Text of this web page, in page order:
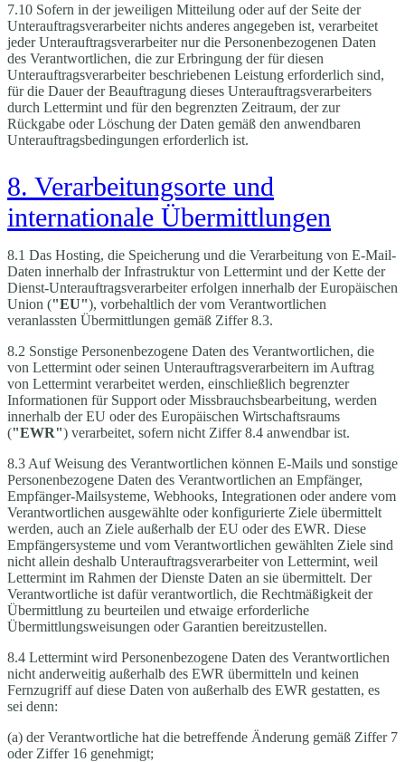
7.10 Sofern in der jeweiligen Mitteilung oder auf der Seite der
Unterauftragsverarbeiter nichts anderes angegeben ist, verarbeitet
jeder Unterauftragsverarbeiter nur die Personenbezogenen Daten
des Verantwortlichen, die zur Erbringung der für diesen
Unterauftragsverarbeiter beschriebenen Leistung erforderlich sind,
für die Dauer der Beauftragung dieses Unterauftragsverarbeiters
durch Lettermint und für den begrenzten Zeitraum, der zur
Rückgabe oder Löschung der Daten gemäß den anwendbaren
Unterauftragsbedingungen erforderlich ist.
8. Verarbeitungsorte und
internationale Übermittlungen
8.1 Das Hosting, die Speicherung und die Verarbeitung von E-Mail-
Daten innerhalb der Infrastruktur von Lettermint und der Kette der
Dienst-Unterauftragsverarbeiter erfolgen innerhalb der Europäischen
Union ("EU"), vorbehaltlich der vom Verantwortlichen
veranlassten Übermittlungen gemäß Ziffer 8.3.
8.2 Sonstige Personenbezogene Daten des Verantwortlichen, die
von Lettermint oder seinen Unterauftragsverarbeitern im Auftrag
von Lettermint verarbeitet werden, einschließlich begrenzter
Informationen für Support oder Missbrauchsbearbeitung, werden
innerhalb der EU oder des Europäischen Wirtschaftsraums
("EWR") verarbeitet, sofern nicht Ziffer 8.4 anwendbar ist.
8.3 Auf Weisung des Verantwortlichen können E-Mails und sonstige
Personenbezogene Daten des Verantwortlichen an Empfänger,
Empfänger-Mailsysteme, Webhooks, Integrationen oder andere vom
Verantwortlichen ausgewählte oder konfigurierte Ziele übermittelt
werden, auch an Ziele außerhalb der EU oder des EWR. Diese
Empfängersysteme und vom Verantwortlichen gewählten Ziele sind
nicht allein deshalb Unterauftragsverarbeiter von Lettermint, weil
Lettermint im Rahmen der Dienste Daten an sie übermittelt. Der
Verantwortliche ist dafür verantwortlich, die Rechtmäßigkeit der
Übermittlung zu beurteilen und etwaige erforderliche
Übermittlungsweisungen oder Garantien bereitzustellen.
8.4 Lettermint wird Personenbezogene Daten des Verantwortlichen
nicht anderweitig außerhalb des EWR übermitteln und keinen
Fernzugriff auf diese Daten von außerhalb des EWR gestatten, es
sei denn:
(a) der Verantwortliche hat die betreffende Änderung gemäß Ziffer 7
oder Ziffer 16 genehmigt;